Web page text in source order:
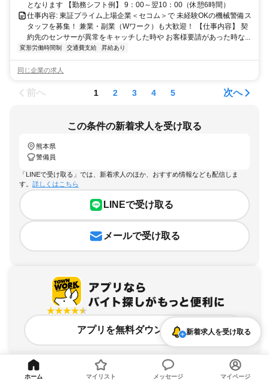
となります 【勤務シフト例】 9：00～翌10：00（休憩6時間）
仕事内容: 東証プライム上場企業＜セコム＞で 未経験OKの機械警備ス
タッフを募集！ 兼業・副業（Wワーク）も大歓迎！ 【仕事内容】 契
約先のセンサーが異常をキャッチした時や お客様要請があった時な...
変形労働時間制 交通費支給 昇給あり
同じ企業の求人
前へ 1 2 3 4 5 次へ
この条件の新着求人を受け取る
熊本県
警備員
「LINEで受け取る」では、新着求人のほか、おすすめ情報なども配信しま
す。 詳しくはこちら
LINEで受け取る
メールで受け取る
アプリを無料ダウンロード新着求人を受け取る
ホーム マイリスト メッセージ マイページ